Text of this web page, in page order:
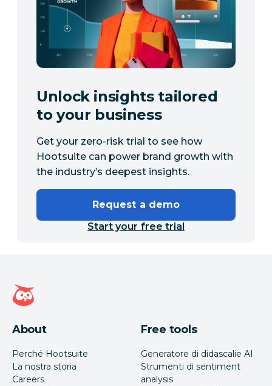
Unlock insights tailored
to your business
Get your zero-risk trial to see how
Hootsuite can power brand growth with
the industry’s deepest insights.
Request a demo
Start your free trial
Home page di Hootsuite
About
Perché Hootsuite
La nostra storia
Careers
Free tools
Generatore di didascalie AI
Strumenti di sentiment
analysis